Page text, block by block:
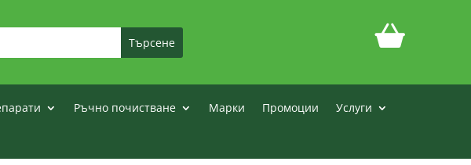
Ръчно почистване Марки Промоции
Услуги